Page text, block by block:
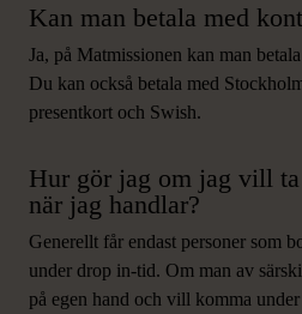
Kan man betala med
Ja, på Matmissionen kan man
Du kan också betala med
presentkort och Swish.
Hur gör jag om jag vill
när jag handlar?
Generellt får endast personer som
under drop in-tid. Om man av
på egen hand och vill komma